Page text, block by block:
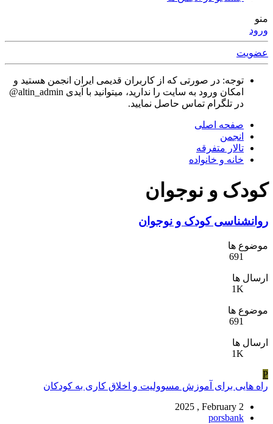
منو
ورود
عضویت
توجه: در صورتی که از کاربران قدیمی ایران انجمن هستید و
امکان ورود به سایت را ندارید، میتوانید با آیدی altin_admin@
در تلگرام تماس حاصل نمایید.
صفحه اصلی
انجمن
تالار متفرقه
خانه و خانواده
کودک و نوجوان
روانشناسی کودک و نوجوان
موضوع ها
691
ارسال ها
1K
موضوع ها
691
ارسال ها
1K
P
راه هایی برای آموزش مسوولیت و اخلاق کاری به کودکان
2025 , February 2
porsbank